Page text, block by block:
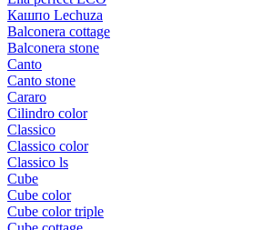
Кашпо Lechuza
Balconera cottage
Balconera stone
Canto
Canto stone
Cararo
Cilindro color
Classico
Classico color
Classico ls
Cube
Cube color
Cube color triple